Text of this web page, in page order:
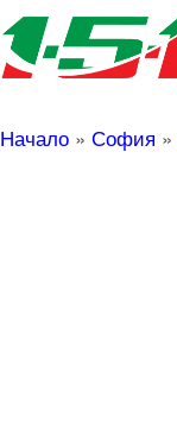
Начало » София »